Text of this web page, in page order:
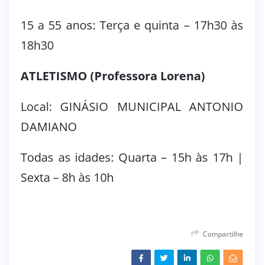
15 a 55 anos: Terça e quinta – 17h30 às
18h30
ATLETISMO (Professora Lorena)
Local: GINÁSIO MUNICIPAL ANTONIO
DAMIANO
Todas as idades: Quarta – 15h às 17h |
Sexta – 8h às 10h
Compartilhe